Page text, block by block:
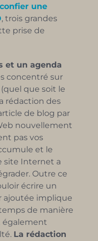
une
, trois grandes
prise de
et un agenda
concentré sur
que soit le
rédaction des
de blog par
nouvellement
pas vos
et le
site Internet a
Outre ce
écrire un
ajoutée implique
de manière
également
La rédaction